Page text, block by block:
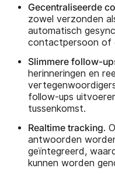
Gecentraliseerde
zowel verzonden
automatisch
contactpersoon of
Slimmere follow-
herinneringen en
follow-ups
tussenkomst.
Realtime tracking.
antwoorden
geïntegreerd,
kunnen worden